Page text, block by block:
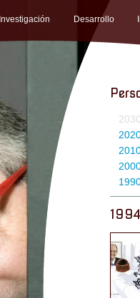
Investigación Desarrollo
1994